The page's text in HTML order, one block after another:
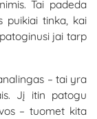
Tai padeda
puikiai tinka, kai
jai tarp
– tai yra
Jį itin patogu
– tuomet kita